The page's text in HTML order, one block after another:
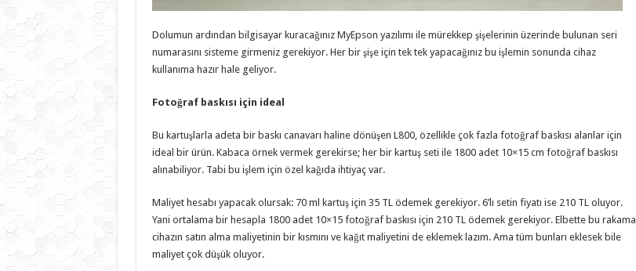
Dolumun ardından bilgisayar kuracağınız MyEpson yazılımı ile mürekkep şişelerinin üzerinde bulunan seri
numarasını sisteme girmeniz gerekiyor. Her bir şişe için tek tek yapacağınız bu işlemin sonunda cihaz
kullanıma hazır hale geliyor.
Fotoğraf baskısı için ideal
Bu kartuşlarla adeta bir baskı canavarı haline dönüşen L800, özellikle çok fazla fotoğraf baskısı alanlar için
ideal bir ürün. Kabaca örnek vermek gerekirse; her bir kartuş seti ile 1800 adet 10×15 cm fotoğraf baskısı
alınabiliyor. Tabi bu işlem için özel kağıda ihtiyaç var.
Maliyet hesabı yapacak olursak: 70 ml kartuş için 35 TL ödemek gerekiyor. 6’lı setin fiyatı ise 210 TL oluyor.
Yani ortalama bir hesapla 1800 adet 10×15 fotoğraf baskısı için 210 TL ödemek gerekiyor. Elbette bu rakama
cihazın satın alma maliyetinin bir kısmını ve kağıt maliyetini de eklemek lazım. Ama tüm bunları eklesek bile
maliyet çok düşük oluyor.